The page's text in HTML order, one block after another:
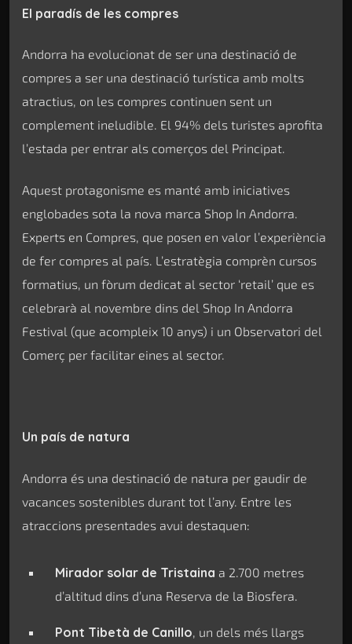
El paradís de les compres
Andorra ha evolucionat de ser una destinació de
compres a ser una destinació turística amb molts
atractius, on les compres continuen sent un
complement ineludible. El 94% dels turistes aprofita
l’estada per entrar als comerços del Principat.
Aquest protagonisme es manté amb iniciatives
englobades sota la nova marca Shop In Andorra.
Experts en Compres, que posen en valor l’experiència
de fer compres al país. L’estratègia comprèn cursos
formatius, un fòrum dedicat al sector ‘retail’ que es
celebrarà al novembre dins del Shop In Andorra
Festival (que acompleix 10 anys) i un Observatori del
Comerç per facilitar eines al sector.
Un país de natura
Andorra és una destinació de natura per gaudir de
vacances sostenibles durant tot l’any. Entre les
atraccions presentades avui destaquen:
Mirador solar de Tristaina a 2.700 metres
d’altitud dins d’una Reserva de la Biosfera.
Pont Tibetà de Canillo, un dels més llargs